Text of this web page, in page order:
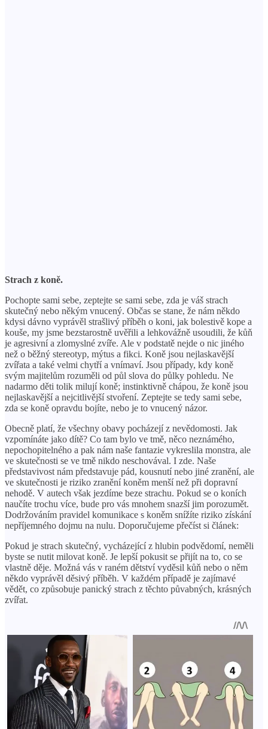
Strach z koně.
Pochopte sami sebe, zeptejte se sami sebe, zda je váš strach
skutečný nebo někým vnucený. Občas se stane, že nám někdo
kdysi dávno vyprávěl strašlivý příběh o koni, jak bolestivě kope a
kouše, my jsme bezstarostně uvěřili a lehkovážně usoudili, že kůň
je agresivní a zlomyslné zvíře. Ale v podstatě nejde o nic jiného
než o běžný stereotyp, mýtus a fikci. Koně jsou nejlaskavější
zvířata a také velmi chytří a vnímaví. Jsou případy, kdy koně
svým majitelům rozuměli od půl slova do půlky pohledu. Ne
nadarmo děti tolik milují koně; instinktivně chápou, že koně jsou
nejlaskavější a nejcitlivější stvoření. Zeptejte se tedy sami sebe,
zda se koně opravdu bojíte, nebo je to vnucený názor.
Obecně platí, že všechny obavy pocházejí z nevědomosti. Jak
vzpomínáte jako dítě? Co tam bylo ve tmě, něco neznámého,
nepochopitelného a pak nám naše fantazie vykreslila monstra, ale
ve skutečnosti se ve tmě nikdo neschovával. I zde. Naše
představivost nám představuje pád, kousnutí nebo jiné zranění, ale
ve skutečnosti je riziko zranění koněm menší než při dopravní
nehodě. V autech však jezdíme beze strachu. Pokud se o koních
naučíte trochu více, bude pro vás mnohem snazší jim porozumět.
Dodržováním pravidel komunikace s koněm snížíte riziko získání
nepříjemného dojmu na nulu. Doporučujeme přečíst si článek:
Pokud je strach skutečný, vycházející z hlubin podvědomí, neměli
byste se nutit milovat koně. Je lepší pokusit se přijít na to, co se
vlastně děje. Možná vás v raném dětství vyděsil kůň nebo o něm
někdo vyprávěl děsivý příběh. V každém případě je zajímavé
vědět, co způsobuje panický strach z těchto půvabných, krásných
zvířat.